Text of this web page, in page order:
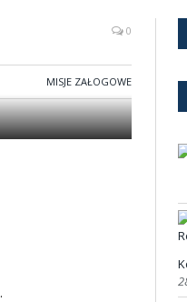
0
MISJE ZAŁOGOWE
.